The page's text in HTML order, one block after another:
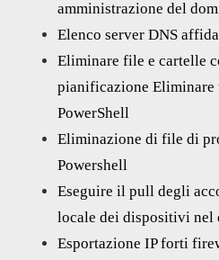
amministrazione del
Elenco server DNS
Eliminare file e cartelle
pianificazione Eliminare
PowerShell
Eliminazione di file di
Powershell
Eseguire il pull degli
locale dei dispositivi nel
Esportazione IP forti